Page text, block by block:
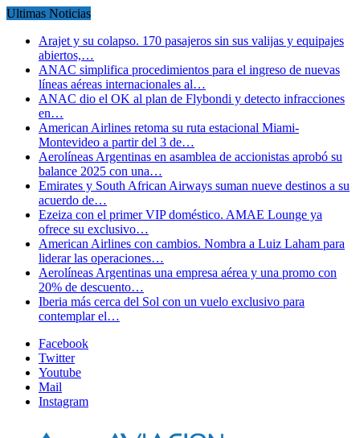
Ultimas Noticias
Arajet y su colapso. 170 pasajeros sin sus valijas y equipajes
abiertos,…
ANAC simplifica procedimientos para el ingreso de nuevas
líneas aéreas internacionales al…
ANAC dio el OK al plan de Flybondi y detecto infracciones
en…
American Airlines retoma su ruta estacional Miami-
Montevideo a partir del 3 de…
Aerolíneas Argentinas en asamblea de accionistas aprobó su
balance 2025 con una…
Emirates y South African Airways suman nueve destinos a su
acuerdo de…
Ezeiza con el primer VIP doméstico. AMAE Lounge ya
ofrece su exclusivo…
American Airlines con cambios. Nombra a Luiz Laham para
liderar las operaciones…
Aerolíneas Argentinas una empresa aérea y una promo con
20% de descuento…
Iberia más cerca del Sol con un vuelo exclusivo para
contemplar el…
Facebook
Twitter
Youtube
Mail
Instagram